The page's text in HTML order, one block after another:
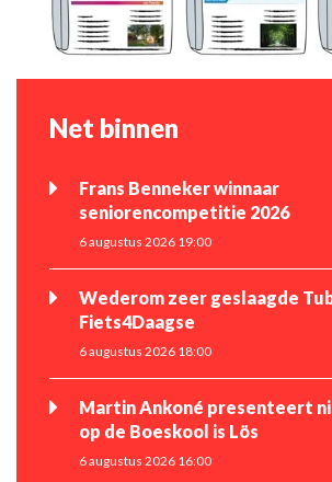
Net binnen
Frans Benneker winnaar
seniorencompetitie 2026
6 augustus 2026 19:00
Wederom zeer geslaagde Tubbergse
Fiets4Daagse
6 augustus 2026 18:00
Martin Ankoné presenteert
op de Boeskool is Lös
6 augustus 2026 16:00